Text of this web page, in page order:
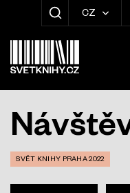
ZOBRAZIT
CZ
SVĚT KNIHY PRAHA 2022